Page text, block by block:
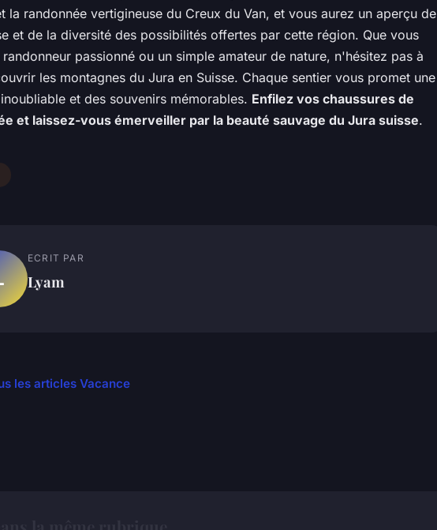
la randonnée vertigineuse du Creux du Van, et vous aurez un aperçu de
et de la diversité des possibilités offertes par cette région. Que vous
passionné ou un simple amateur de nature, n'hésitez pas à
les montagnes du Jura en Suisse. Chaque sentier vous promet une
et des souvenirs mémorables. Enfilez vos chaussures de
et laissez-vous émerveiller par la beauté sauvage du Jura suisse.
ECRIT PAR
Lyam
les articles Vacance